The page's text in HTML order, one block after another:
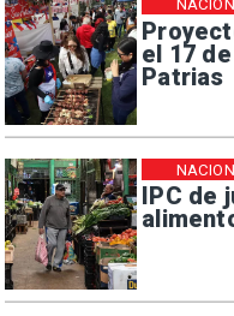
el 17
Patrias
IPC de